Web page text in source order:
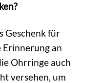
Geschenk für
an
Ohrringe auch
versehen, um